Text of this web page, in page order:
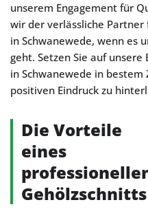
unserem Engagement für
wir der verlässliche
in Schwanewede, wenn es
geht. Setzen Sie auf
in Schwanewede in
positiven Eindruck zu
Die Vorteile
eines
Gehölzschnitts